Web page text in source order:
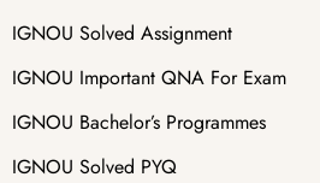
IGNOU Solved Assignment
IGNOU Important QNA For Exam
IGNOU Bachelor’s Programmes
IGNOU Solved PYQ